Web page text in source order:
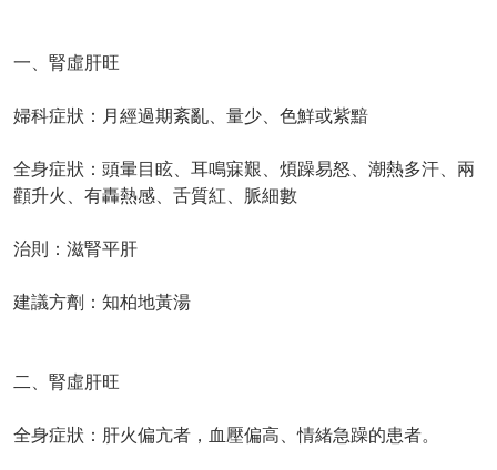
一、腎虛肝旺
婦科症狀：月經過期紊亂、量少、色鮮或紫黯
全身症狀：頭暈目眩、耳鳴寐艱、煩躁易怒、潮熱多汗、兩
顴升火、有轟熱感、舌質紅、脈細數
治則：滋腎平肝
建議方劑：知柏地黃湯
二、腎虛肝旺
全身症狀：肝火偏亢者，血壓偏高、情緒急躁的患者。